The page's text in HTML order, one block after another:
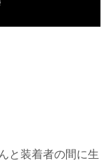
と装着者の間に生